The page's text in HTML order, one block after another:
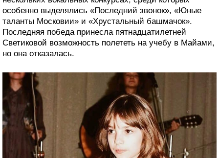
особенно выделялись «Последний звонок», «Юные
таланты Московии» и «Хрустальный башмачок».
Последняя победа принесла пятнадцатилетней
Светиковой возможность полететь на учебу в Майами,
но она отказалась.